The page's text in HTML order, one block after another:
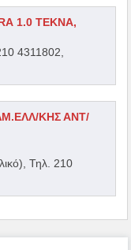
1.0 TEKNA,
4311802,
ΚΗΣ ΑΝΤ/
Τηλ. 210